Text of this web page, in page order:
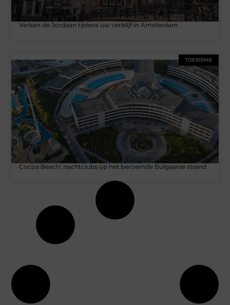
Verken de Jordaan tijdens uw verblijf in Amsterdam
TOERISME
Cocoa Beach: nachtclubs op het beroemde Bulgaarse strand